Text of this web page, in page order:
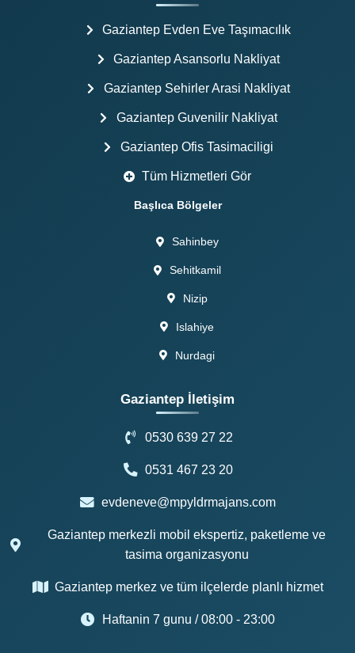
Gaziantep Evden Eve Taşımacılık
Gaziantep Asansorlu Nakliyat
Gaziantep Sehirler Arasi Nakliyat
Gaziantep Guvenilir Nakliyat
Gaziantep Ofis Tasimaciligi
Tüm Hizmetleri Gör
Başlıca Bölgeler
Sahinbey
Sehitkamil
Nizip
Islahiye
Nurdagi
Gaziantep İletişim
0530 639 27 22
0531 467 23 20
evdeneve@mpyldrmajans.com
Gaziantep merkezli mobil ekspertiz, paketleme ve
tasima organizasyonu
Gaziantep merkez ve tüm ilçelerde planlı hizmet
Haftanin 7 gunu / 08:00 - 23:00